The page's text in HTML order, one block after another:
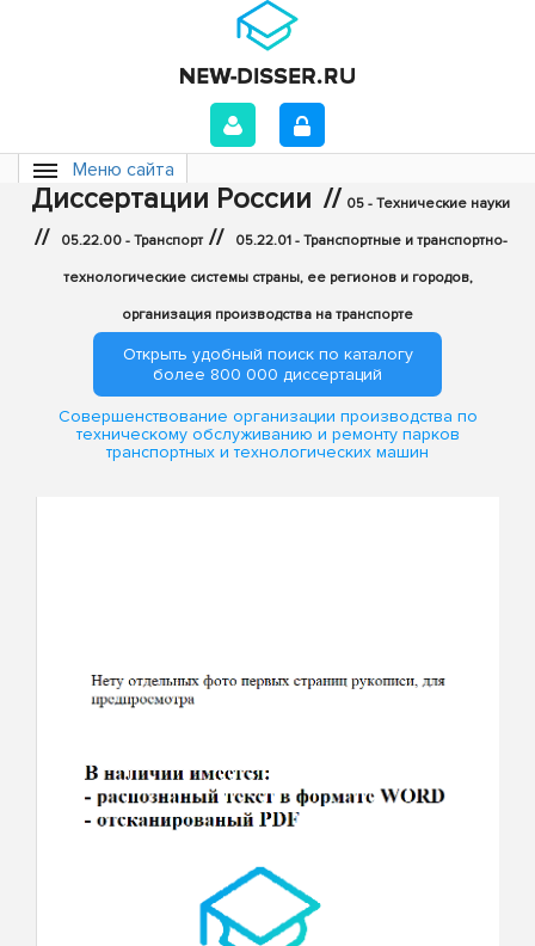
Меню сайта
Диссертации России // 05 - Технические науки
// 05.22.00 - Транспорт // 05.22.01 - Транспортные и транспортно-
технологические системы страны, ее регионов и городов,
организация производства на транспорте
Открыть удобный поиск по каталогу
более 800 000 диссертаций
Совершенствование организации производства по
техническому обслуживанию и ремонту парков
транспортных и технологических машин